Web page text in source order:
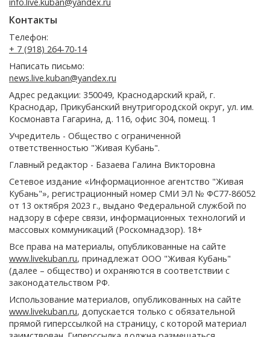
Контакты
Телефон:
+ 7 (918) 264-70-14
Написать письмо:
news.live.kuban@yandex.ru
Адрес редакции: 350049, Краснодарский край, г.
Краснодар, Прикубанский внутригородской округ, ул. им.
Космонавта Гагарина, д. 116, офис 304, помещ. 1
Учредитель - Общество с ограниченной
ответственностью "Живая Кубань".
Главный редактор - Базаева Галина Викторовна
Сетевое издание «Информационное агентство "Живая
Кубань"», регистрационный номер СМИ ЭЛ № ФС77-86052
от 13 октября 2023 г., выдано Федеральной службой по
надзору в сфере связи, информационных технологий и
массовых коммуникаций (Роскомнадзор). 18+
Все права на материалы, опубликованные на сайте
www.livekuban.ru, принадлежат ООО "Живая Кубань"
(далее – общество) и охраняются в соответствии с
законодательством РФ.
Использование материалов, опубликованных на сайте
www.livekuban.ru, допускается только с обязательной
прямой гиперссылкой на страницу, с которой материал